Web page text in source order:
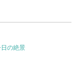
日の絶景